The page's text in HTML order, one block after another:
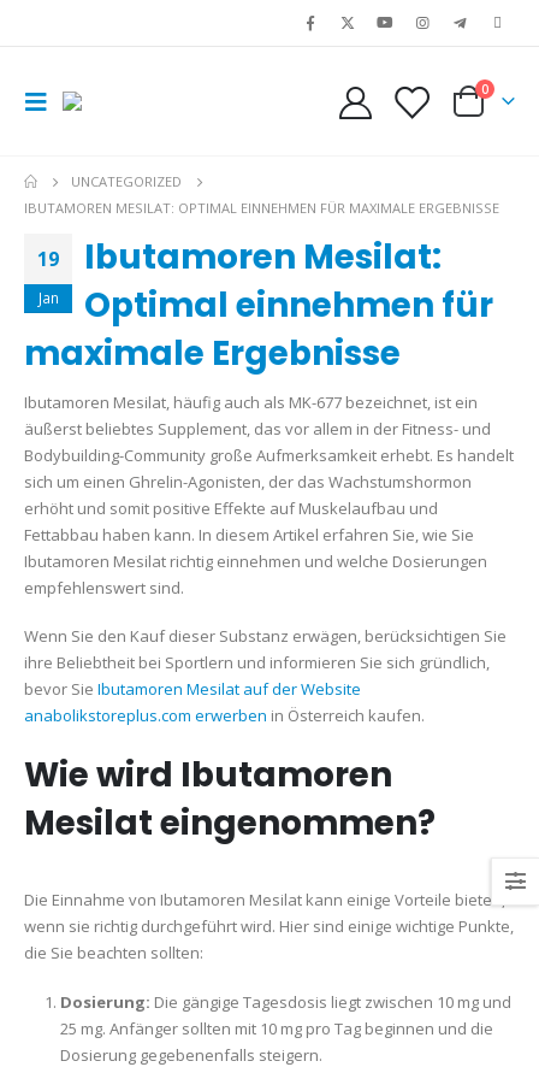
0
UNCATEGORIZED
IBUTAMOREN MESILAT: OPTIMAL EINNEHMEN FÜR MAXIMALE ERGEBNISSE
19
Jan
Ibutamoren Mesilat:
Optimal einnehmen für
maximale Ergebnisse
Ibutamoren Mesilat, häufig auch als MK-677 bezeichnet, ist ein
äußerst beliebtes Supplement, das vor allem in der Fitness- und
Bodybuilding-Community große Aufmerksamkeit erhebt. Es handelt
sich um einen Ghrelin-Agonisten, der das Wachstumshormon
erhöht und somit positive Effekte auf Muskelaufbau und
Fettabbau haben kann. In diesem Artikel erfahren Sie, wie Sie
Ibutamoren Mesilat richtig einnehmen und welche Dosierungen
empfehlenswert sind.
Wenn Sie den Kauf dieser Substanz erwägen, berücksichtigen Sie
ihre Beliebtheit bei Sportlern und informieren Sie sich gründlich,
bevor Sie Ibutamoren Mesilat auf der Website
anabolikstoreplus.com erwerben in Österreich kaufen.
Wie wird Ibutamoren
Mesilat eingenommen?
Die Einnahme von Ibutamoren Mesilat kann einige Vorteile bieten,
wenn sie richtig durchgeführt wird. Hier sind einige wichtige Punkte,
die Sie beachten sollten:
Dosierung: Die gängige Tagesdosis liegt zwischen 10 mg und
25 mg. Anfänger sollten mit 10 mg pro Tag beginnen und die
Dosierung gegebenenfalls steigern.